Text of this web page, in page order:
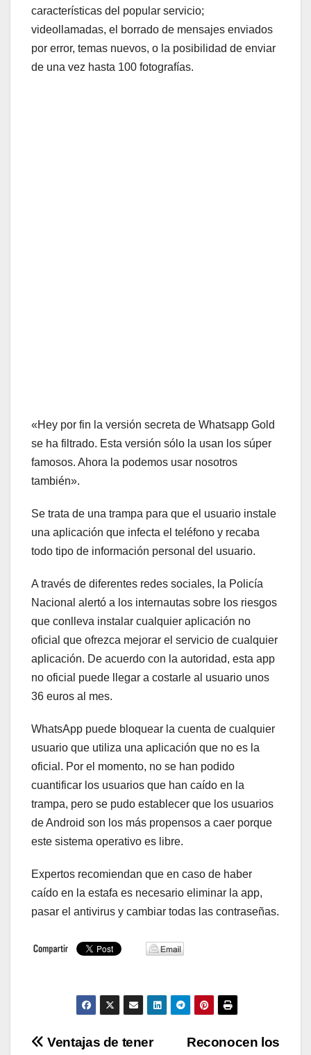
características del popular servicio;
videollamadas, el borrado de mensajes enviados
por error, temas nuevos, o la posibilidad de enviar
de una vez hasta 100 fotografías.
«Hey por fin la versión secreta de Whatsapp Gold
se ha filtrado. Esta versión sólo la usan los súper
famosos. Ahora la podemos usar nosotros
también».
Se trata de una trampa para que el usuario instale
una aplicación que infecta el teléfono y recaba
todo tipo de información personal del usuario.
A través de diferentes redes sociales, la Policía
Nacional alertó a los internautas sobre los riesgos
que conlleva instalar cualquier aplicación no
oficial que ofrezca mejorar el servicio de cualquier
aplicación. De acuerdo con la autoridad, esta app
no oficial puede llegar a costarle al usuario unos
36 euros al mes.
WhatsApp puede bloquear la cuenta de cualquier
usuario que utiliza una aplicación que no es la
oficial. Por el momento, no se han podido
cuantificar los usuarios que han caído en la
trampa, pero se pudo establecer que los usuarios
de Android son los más propensos a caer porque
este sistema operativo es libre.
Expertos recomiendan que en caso de haber
caído en la estafa es necesario eliminar la app,
pasar el antivirus y cambiar todas las contraseñas.
Navegación
Reconocen los
Ventajas de tener